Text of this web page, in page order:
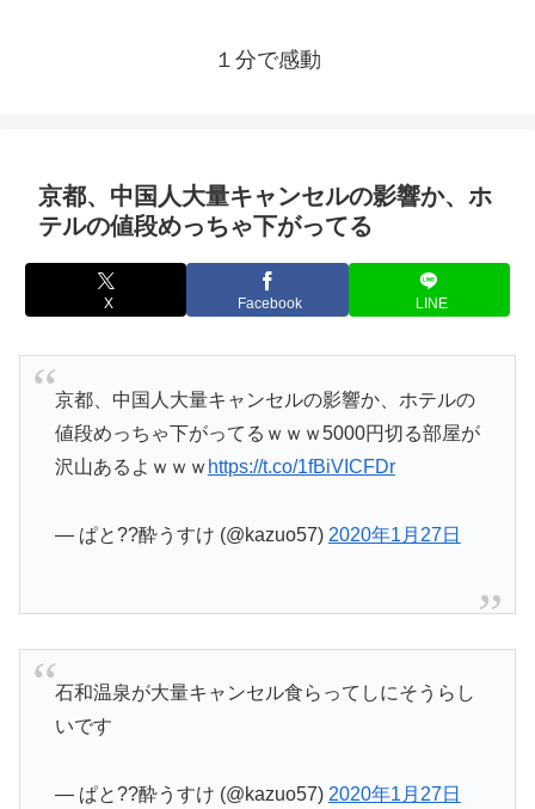
１分で感動
京都、中国人大量キャンセルの影響か、ホ
テルの値段めっちゃ下がってる
X Facebook LINE
京都、中国人大量キャンセルの影響か、ホテルの
値段めっちゃ下がってるｗｗｗ5000円切る部屋が
沢山あるよｗｗｗ https://t.co/1fBiVICFDr
— ぱと??酔うすけ (@kazuo57) 2020年1月27日
石和温泉が大量キャンセル食らってしにそうらし
いです
— ぱと??酔うすけ (@kazuo57) 2020年1月27日